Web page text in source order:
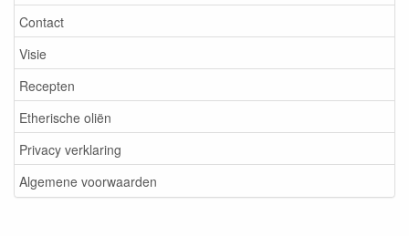
Contact
Visie
Recepten
Etherische oliën
Privacy verklaring
Algemene voorwaarden